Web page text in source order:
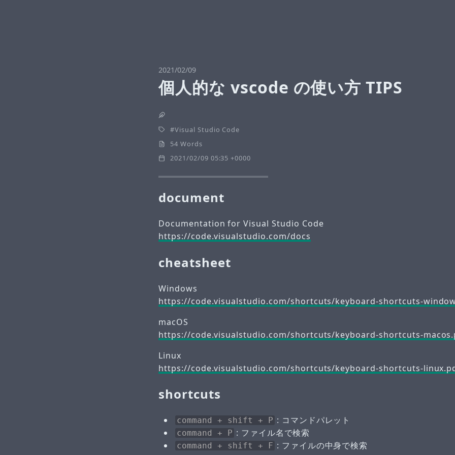
2021/02/09
個人的な vscode の使い方 TIPS
Visual Studio Code
54 Words
2021/02/09 05:35 +0000
document
Documentation for Visual Studio Code
https://code.visualstudio.com/docs
cheatsheet
Windows
https://code.visualstudio.com/shortcuts/keyboard-shortcuts-
macOS
https://code.visualstudio.com/shortcuts/keyboard-shortcuts-
Linux
https://code.visualstudio.com/shortcuts/keyboard-shortcuts-
shortcuts
command + shift + P : コマンドパレット
command + P : ファイル名で検索
command + shift + F : ファイルの中身で検索